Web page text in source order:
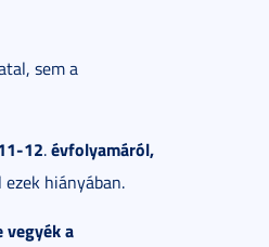
sem a
12.évfolyamáról,
hiányában.
vegyék a